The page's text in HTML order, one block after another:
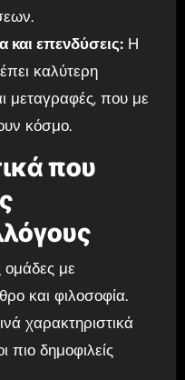
και επενδύσεις:Η
καλύτερη
μεταγραφές, που με
κόσμο.
που
με
και φιλοσοφία.
χαρακτηριστικά
πιο δημοφιλείς